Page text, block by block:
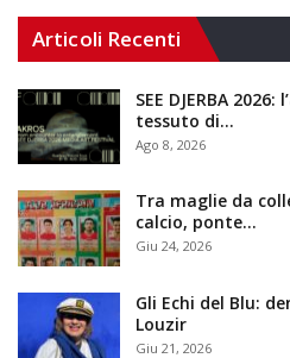
Articoli Recenti
SEE DJERBA
tessuto di…
Ago 8, 2026
Tra maglie da
calcio, ponte…
Giu 24, 2026
Gli Echi del Blu:
Louzir
Giu 21, 2026